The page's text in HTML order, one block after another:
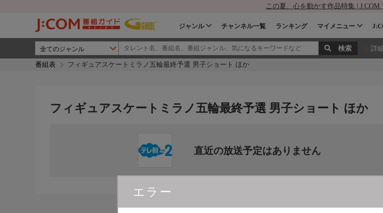
この夏、心を動かす作品特集 | J:COM
ジャンル チャンネル一覧 ランキング マイメニュー
詳
番組表 フィギュアスケートミラノ五輪最終予選 男子ショート ほか
エラー
フィギュアスケートミラノ五輪最終予選 男子ショート ほか
直近の放送予定はありません